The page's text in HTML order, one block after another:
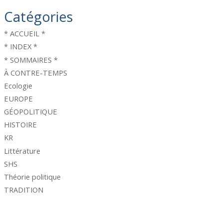
Catégories
* ACCUEIL *
* INDEX *
* SOMMAIRES *
À CONTRE-TEMPS
Ecologie
EUROPE
GÉOPOLITIQUE
HISTOIRE
KR
Littérature
SHS
Théorie politique
TRADITION